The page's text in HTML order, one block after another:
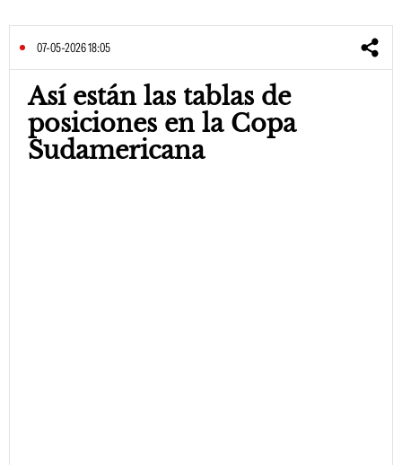
07-05-2026 18:05
Así están las tablas de
posiciones en la Copa
Sudamericana